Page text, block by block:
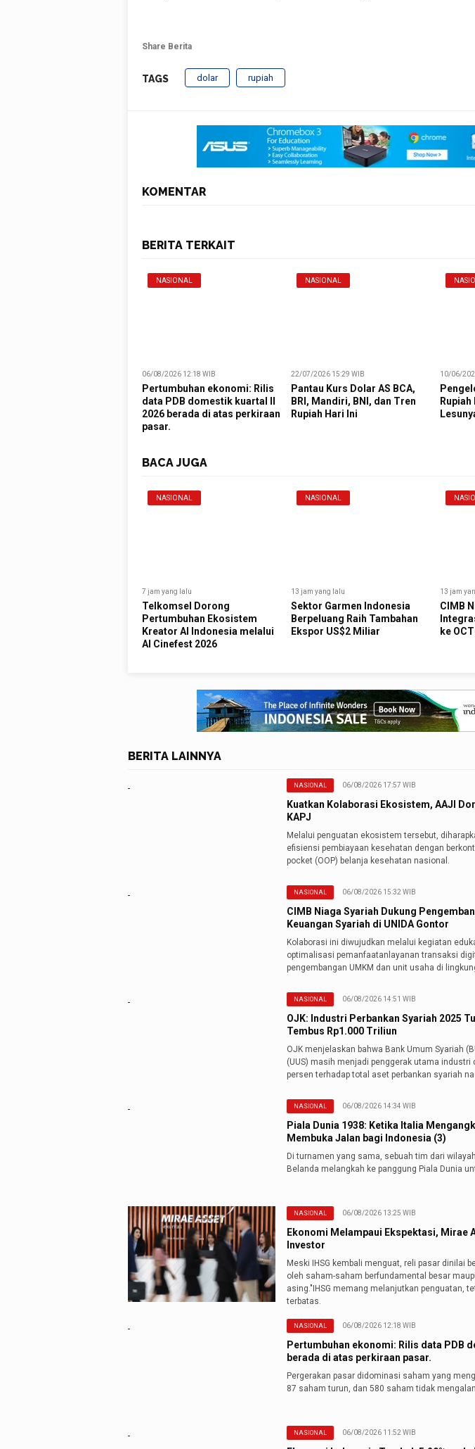
Share Berita
TAGS dolar rupiah
KOMENTAR
BERITA TERKAIT
NASIONAL
06/08/2026 12:18 WIB
Pertumbuhan ekonomi: Rilis
data PDB domestik kuartal II
2026 berada di atas perkiraan
pasar.
NASIONAL
22/07/2026 15:29 WIB
Pantau Kurs Dolar AS BCA,
BRI, Mandiri, BNI, dan Tren
Rupiah Hari Ini
10/06/
BACA JUGA
NASIONAL
7 jam yang lalu
Telkomsel Dorong
Pertumbuhan Ekosistem
Kreator AI Indonesia melalui
AI Cinefest 2026
NASIONAL
13 jam yang lalu
Sektor Garmen Indonesia
Berpeluang Raih Tambahan
Ekspor US$2 Miliar
13 jam
CIMB
ke
BERITA LAINNYA
NASIONAL 06/08/2026 17:57 WIB
Kuatkan Kolaborasi Ekosistem, AAJI
KAPJ
Melalui penguatan ekosistem tersebut,
efisiensi pembiayaan kesehatan dengan
pocket (OOP) belanja kesehatan nasional.
NASIONAL 06/08/2026 15:32 WIB
CIMB Niaga Syariah Dukung
Keuangan Syariah di UNIDA Gontor
Kolaborasi ini diwujudkan melalui kegiatan
optimalisasi pemanfaatanlayanan transaksi
pengembangan UMKM dan unit usaha di
NASIONAL 06/08/2026 14:51 WIB
OJK: Industri Perbankan Syariah 2025
Tembus Rp1.000 Triliun
OJK menjelaskan bahwa Bank Umum Syariah
(UUS) masih menjadi penggerak utama industri
persen terhadap total aset perbankan syariah
NASIONAL 06/08/2026 14:34 WIB
Piala Dunia 1938: Ketika Italia
Membuka Jalan bagi Indonesia (3)
Di turnamen yang sama, sebuah tim dari
Belanda melangkah ke panggung Piala Dunia
NASIONAL 06/08/2026 13:25 WIB
Ekonomi Melampaui Ekspektasi, Mirae
Investor
Meski IHSG kembali menguat, reli pasar dinilai
oleh saham-saham berfundamental besar
asing."IHSG memang melanjutkan penguatan,
terbatas.
NASIONAL 06/08/2026 12:18 WIB
Pertumbuhan ekonomi: Rilis data PDB
berada di atas perkiraan pasar.
Pergerakan pasar didominasi saham yang
87 saham turun, dan 580 saham tidak
NASIONAL 06/08/2026 11:52 WIB